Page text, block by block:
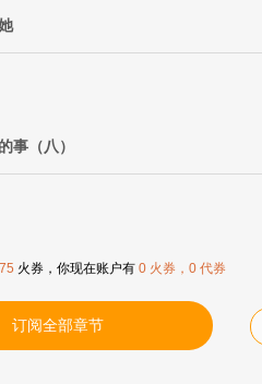
事（八）
火券，你现在账户有 0 火券，0 代券
订阅全部章节